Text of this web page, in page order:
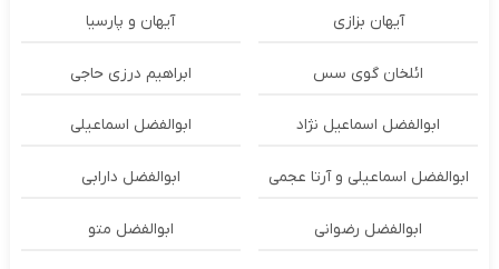
آیهان بزازی آیهان و پارسیا
ائلخان گوی سس ابراهیم درزی حاجی
ابوالفضل اسماعیل نژاد ابوالفضل اسماعیلی
ابوالفضل اسماعیلی و آرتا عجمی ابوالفضل دارابی
ابوالفضل رضوانی ابوالفضل متو